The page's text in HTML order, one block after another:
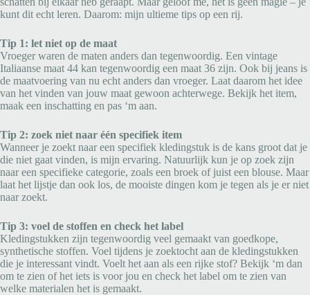
kunt dit echt leren. Daarom: mijn ultieme tips op een rij.
Tip 1: let niet op de maat
Vroeger waren de maten anders dan tegenwoordig. Een vintage
Italiaanse maat 44 kan tegenwoordig een maat 36 zijn. Ook bij jeans is
de maatvoering van nu echt anders dan vroeger. Laat daarom het idee
van het vinden van jouw maat gewoon achterwege. Bekijk het item,
maak een inschatting en pas ‘m aan.
Tip 2: zoek niet naar één specifiek item
Wanneer je zoekt naar een specifiek kledingstuk is de kans groot dat je
die niet gaat vinden, is mijn ervaring. Natuurlijk kun je op zoek zijn
naar een specifieke categorie, zoals een broek of juist een blouse. Maar
laat het lijstje dan ook los, de mooiste dingen kom je tegen als je er niet
naar zoekt.
Tip 3: voel de stoffen en check het label
Kledingstukken zijn tegenwoordig veel gemaakt van goedkope,
synthetische stoffen. Voel tijdens je zoektocht aan de kledingstukken
die je interessant vindt. Voelt het aan als een rijke stof? Bekijk ‘m dan
om te zien of het iets is voor jou en check het label om te zien van
welke materialen het is gemaakt.